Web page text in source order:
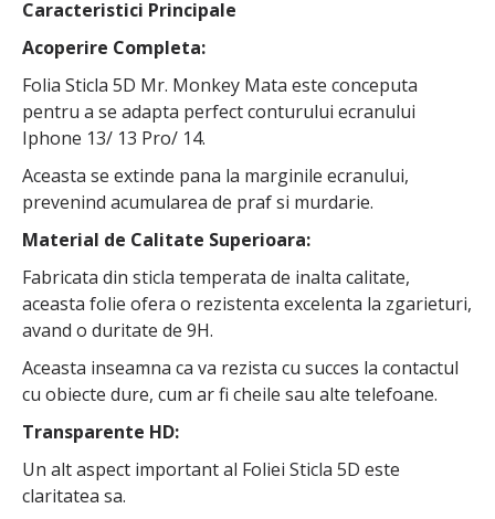
Caracteristici Principale
Acoperire Completa:
Folia Sticla 5D Mr. Monkey Mata este conceputa
pentru a se adapta perfect conturului ecranului
Iphone 13/ 13 Pro/ 14.
Aceasta se extinde pana la marginile ecranului,
prevenind acumularea de praf si murdarie.
Material de Calitate Superioara:
Fabricata din sticla temperata de inalta calitate,
aceasta folie ofera o rezistenta excelenta la zgarieturi,
avand o duritate de 9H.
Aceasta inseamna ca va rezista cu succes la contactul
cu obiecte dure, cum ar fi cheile sau alte telefoane.
Transparente HD:
Un alt aspect important al Foliei Sticla 5D este
claritatea sa.